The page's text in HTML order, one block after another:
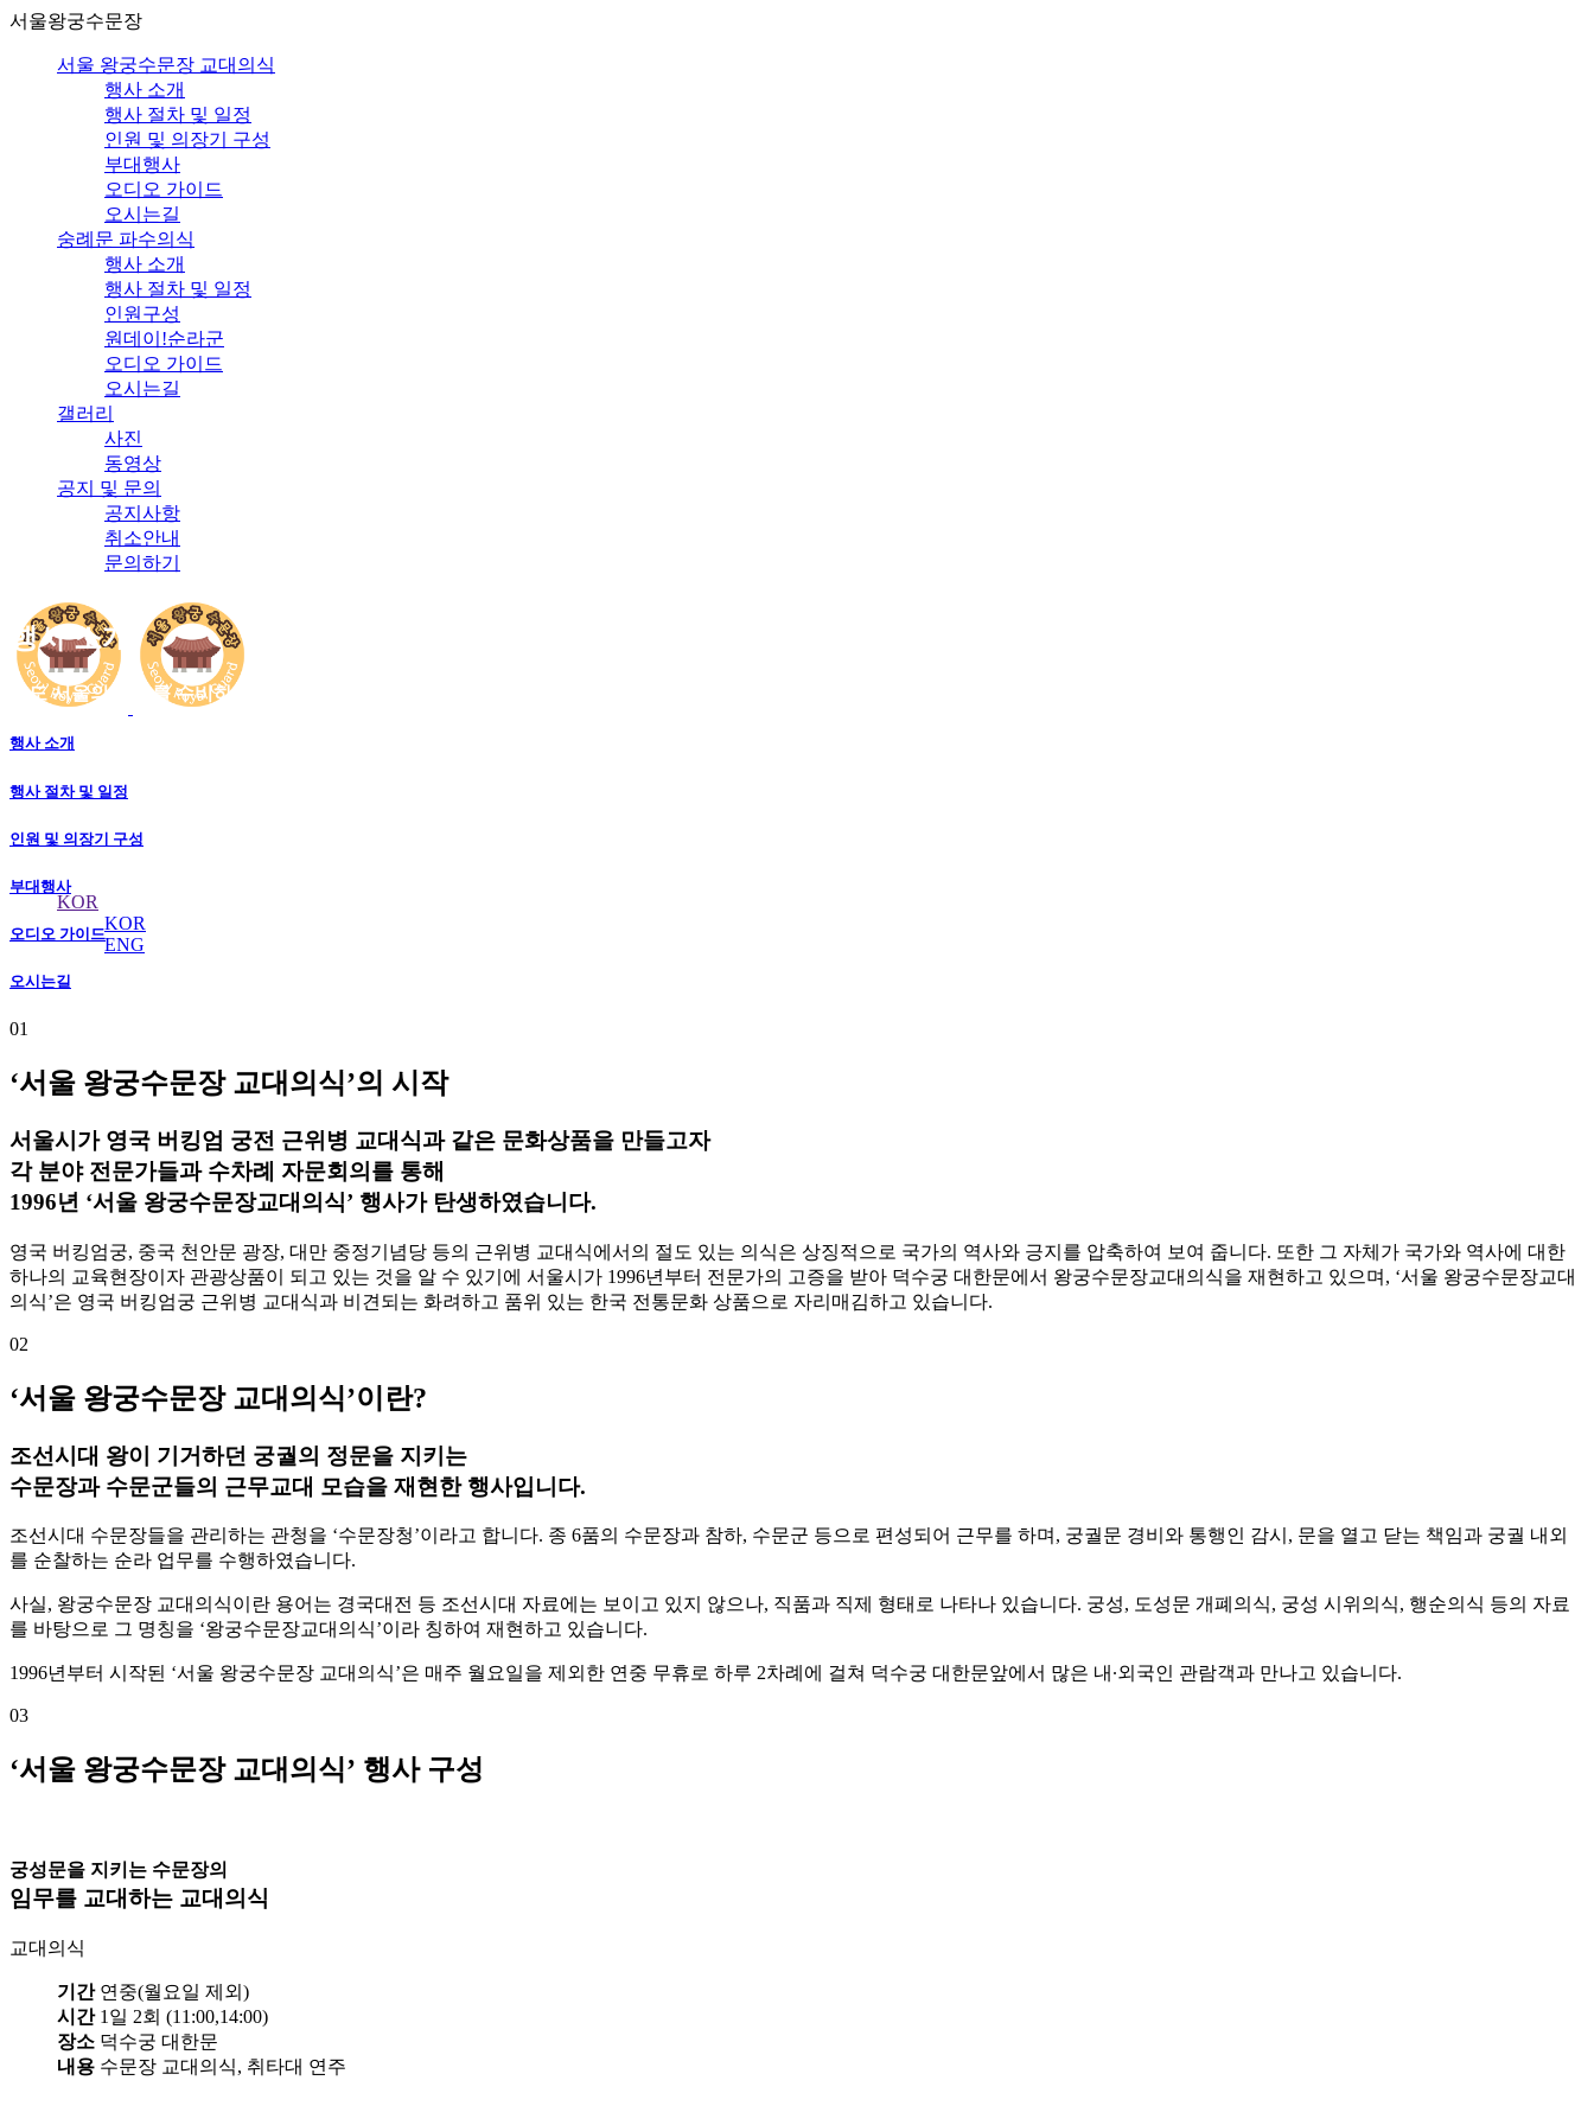
서울왕궁수문장
서울 왕궁수문장 교대의식
행사 소개
행사 절차 및 일정
인원 및 의장기 구성
부대행사
오디오 가이드
오시는길
숭례문 파수의식
행사 소개
행사 절차 및 일정
인원구성
원데이!순라군
오디오 가이드
오시는길
갤러리
사진
동영상
공지 및 문의
공지사항
취소안내
문의하기
KOR
KOR
ENG
행사 소개
수도 서울의 역사를 수비하는 왕궁의 수문장!
행사 소개
행사 절차 및 일정
인원 및 의장기 구성
부대행사
오디오 가이드
오시는길
01
‘서울 왕궁수문장 교대의식’의 시작
서울시가 영국 버킹엄 궁전 근위병 교대식과 같은 문화상품을 만들고자
각 분야 전문가들과 수차례 자문회의를 통해
1996년 ‘서울 왕궁수문장교대의식’ 행사가 탄생하였습니다.
영국 버킹엄궁, 중국 천안문 광장, 대만 중정기념당 등의 근위병 교대식에서의 절도 있는 의식은 상징적으로 국가의 역사와 긍지를 압축하여 보여 줍니다. 또한 그 자체가 국가와 역사에 대한
하나의 교육현장이자 관광상품이 되고 있는 것을 알 수 있기에 서울시가 1996년부터 전문가의 고증을 받아 덕수궁 대한문에서 왕궁수문장교대의식을 재현하고 있으며, ‘서울 왕궁수문장교대
의식’은 영국 버킹엄궁 근위병 교대식과 비견되는 화려하고 품위 있는 한국 전통문화 상품으로 자리매김하고 있습니다.
02
‘서울 왕궁수문장 교대의식’이란?
조선시대 왕이 기거하던 궁궐의 정문을 지키는
수문장과 수문군들의 근무교대 모습을 재현한 행사입니다.
조선시대 수문장들을 관리하는 관청을 ‘수문장청’이라고 합니다. 종 6품의 수문장과 참하, 수문군 등으로 편성되어 근무를 하며, 궁궐문 경비와 통행인 감시, 문을 열고 닫는 책임과 궁궐 내외
를 순찰하는 순라 업무를 수행하였습니다.
사실, 왕궁수문장 교대의식이란 용어는 경국대전 등 조선시대 자료에는 보이고 있지 않으나, 직품과 직제 형태로 나타나 있습니다. 궁성, 도성문 개폐의식, 궁성 시위의식, 행순의식 등의 자료
를 바탕으로 그 명칭을 ‘왕궁수문장교대의식’이라 칭하여 재현하고 있습니다.
1996년부터 시작된 ‘서울 왕궁수문장 교대의식’은 매주 월요일을 제외한 연중 무휴로 하루 2차례에 걸쳐 덕수궁 대한문앞에서 많은 내∙외국인 관람객과 만나고 있습니다.
03
‘서울 왕궁수문장 교대의식’ 행사 구성
궁성문을 지키는 수문장의
임무를 교대하는 교대의식
교대의식
기간연중(월요일 제외)
시간1일 2회 (11:00,14:00)
장소 덕수궁 대한문
내용 수문장 교대의식, 취타대 연주